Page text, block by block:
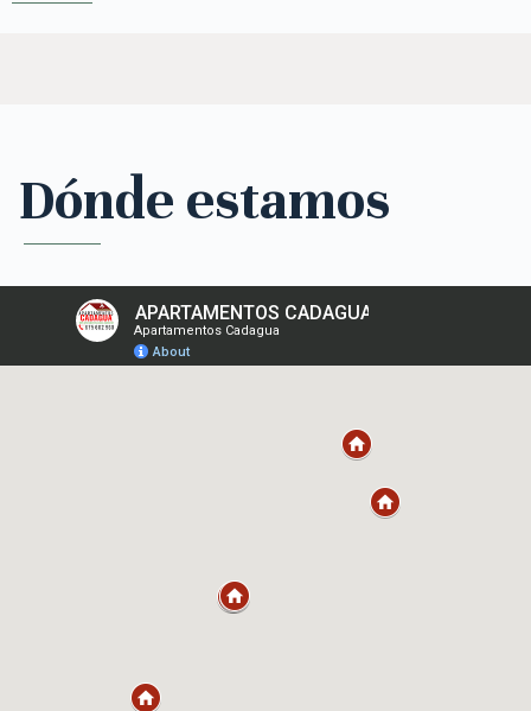
Dónde estamos